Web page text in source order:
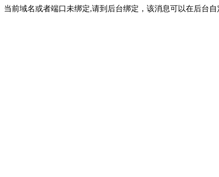
当前域名或者端口未绑定,请到后台绑定，该消息可以在后台自